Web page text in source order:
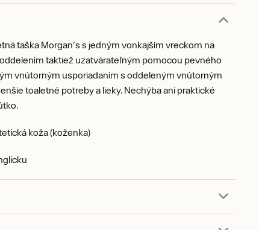
taška Morgan's s jedným vonkajším vreckom na
taktiež uzatvárateľným pomocou pevného
vnútorným usporiadaním s oddeleným vnútorným
toaletné potreby a lieky. Nechýba ani praktické
koža (koženka)